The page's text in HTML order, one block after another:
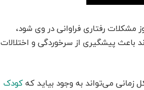
مشکلات رفتاری فراوانی در وی شود،
باعث پیشگیری از سرخوردگی و اختلالات
می‌تواند به وجود بیاید کهکودک